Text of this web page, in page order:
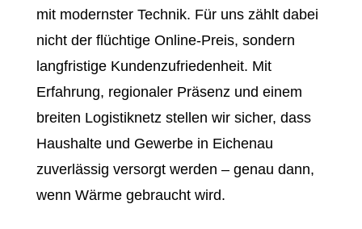
mit modernster Technik. Für uns zählt dabei
nicht der flüchtige Online-Preis, sondern
langfristige Kundenzufriedenheit. Mit
Erfahrung, regionaler Präsenz und einem
breiten Logistiknetz stellen wir sicher, dass
Haushalte und Gewerbe in Eichenau
zuverlässig versorgt werden – genau dann,
wenn Wärme gebraucht wird.